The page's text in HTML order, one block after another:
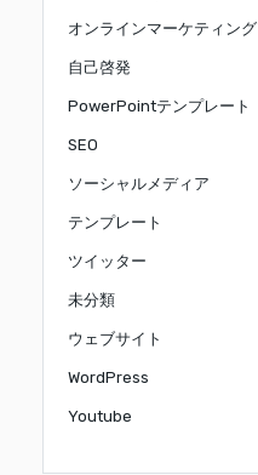
オンラインマーケティング
自己啓発
PowerPointテンプレート
SEO
ソーシャルメディア
テンプレート
ツイッター
未分類
ウェブサイト
WordPress
Youtube